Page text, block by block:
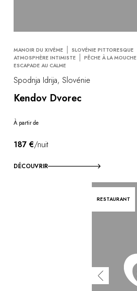
MANOIR DU XIVÈME
SLOVÉNIE PITTORESQUE
ATMOSPHÈRE INTIMISTE
PÊCHE À LA MOUCHE
ESCAPADE AU CALME
Spodnja Idrija, Slovénie
Kendov Dvorec
À partir de
187 €/nuit
DÉCOUVRIR
RESTAURANT